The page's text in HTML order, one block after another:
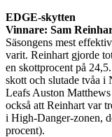
EDGE-skytten
Vinnare: Sam
Säsongens mest
varit. Reinhart gjorde
en skottprocent på
skott och slutade tvåa
Leafs Auston
också att Reinhart var
i High-Danger-zonen,
procent).